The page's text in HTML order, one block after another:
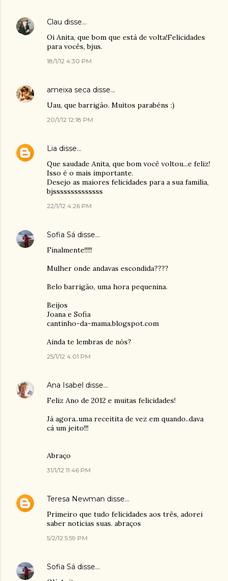
Clau disse…
Oi Anita, que bom que está de volta!Felicidades
para vocês, bjus.
18/1/12 4:30 PM
ameixa seca disse…
Uau, que barrigão. Muitos parabéns :)
20/1/12 12:18 PM
Lia disse…
Que saudade Anita, que bom você voltou...e feliz!
Isso é o mais importante.
Desejo as maiores felicidades para a sua familia,
bjssssssssssssss
22/1/12 4:26 PM
Sofia Sá disse…
Finalmente!!!!!
Mulher onde andavas escondida????
Belo barrigão, uma hora pequenina.
Beijos
Joana e Sofia
cantinho-da-mama.blogspot.com
Ainda te lembras de nós?
25/1/12 4:01 PM
Ana Isabel disse…
Feliz Ano de 2012 e muitas felicidades!
Já agora..uma receitita de vez em quando..dava
cá um jeito!!!
Abraço
31/1/12 11:46 PM
Teresa Newman disse…
Primeiro que tudo felicidades aos três, adorei
saber noticias suas. abraços
5/2/12 5:59 PM
Sofia Sá disse…